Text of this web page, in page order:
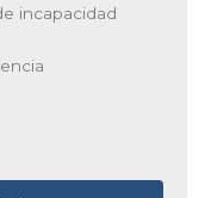
incapacidad